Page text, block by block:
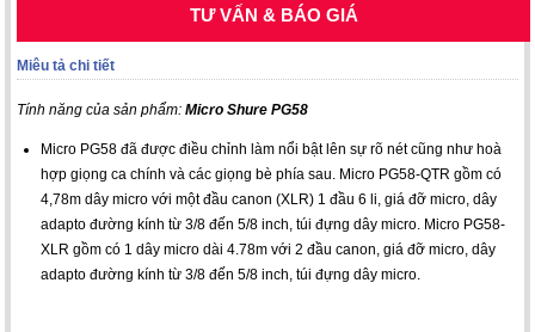
TƯ VẤN & BÁO GIÁ
Miêu tả chi tiết
Tính năng của sản phẩm:Micro Shure PG58
Micro PG58 đã được điều chỉnh làm nổi bật lên sự rõ nét cũng như hoà
hợp giọng ca chính và các giọng bè phía sau. Micro PG58-QTR gồm có
4,78m dây micro với một đầu canon (XLR) 1 đầu 6 li, giá đỡ micro, dây
adapto đường kính từ 3/8 đến 5/8 inch, túi đựng dây micro. Micro PG58-
XLR gồm có 1 dây micro dài 4.78m với 2 đầu canon, giá đỡ micro, dây
adapto đường kính từ 3/8 đến 5/8 inch, túi đựng dây micro.